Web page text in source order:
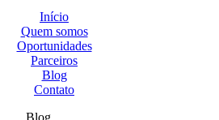
Início
Quem somos
Oportunidades
Parceiros
Blog
Contato
Blog